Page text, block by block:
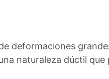
deformaciones
naturaleza dúctil que